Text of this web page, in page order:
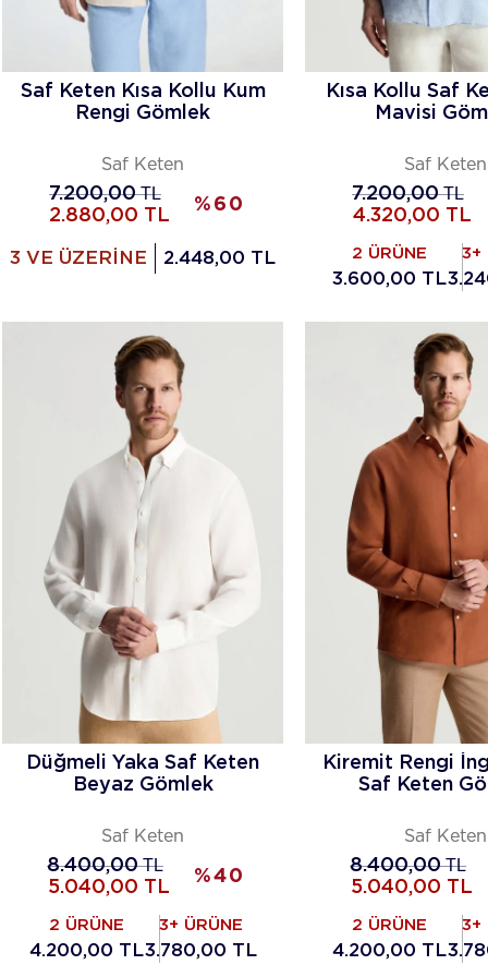
Saf Keten Kısa Kollu Kum
Rengi Gömlek
Saf Keten
7.200,00TL
2.880,00 TL
% 60
3 VE ÜZERİNE 2.448,00 TL
Kısa Kollu Saf
Mavisi
Saf Keten
7.200,00TL
4.320,00 TL
2 ÜRÜNE
3.600,00 TL
3+
Düğmeli Yaka Saf Keten
Beyaz Gömlek
Saf Keten
8.400,00TL
5.040,00 TL
%40
2 ÜRÜNE
4.200,00 TL
3+ ÜRÜNE
3.780,00 TL
Kiremit Rengi
Saf Keten
Saf Keten
8.400,00TL
5.040,00 TL
2 ÜRÜNE
4.200,00 TL
3+